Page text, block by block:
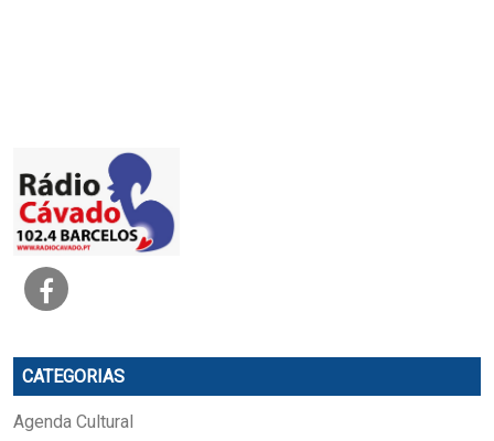
CATEGORIAS
Agenda Cultural